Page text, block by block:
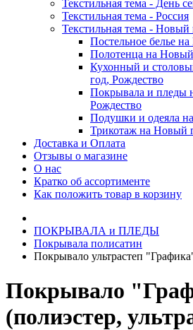
Текстильная тема - День
Текстильная тема - Россия
Текстильная тема - Новый
Постельное белье
Полотенца на
Кухонный и
год, Рождество
Покрывала и пледы
Рождество
Подушки и одеяла
Трикотаж на Новый
Доставка и Оплата
Отзывы о магазине
О нас
Кратко об ассортименте
Как положить товар в корзину
ПОКРЫВАЛА и ПЛЕДЫ
Покрывала полисатин
Покрывало ультрастеп
Покрывало
(полиэстер,